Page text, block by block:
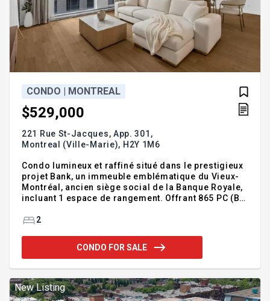
CONDO | MONTREAL
$529,000
221 Rue St-Jacques, App. 301,
Montreal (Ville-Marie), H2Y 1M6
Condo lumineux et raffiné situé dans le prestigieux
projet Bank, un immeuble emblématique du Vieux-
Montréal, ancien siège social de la Banque Royale,
incluant 1 espace de rangement. Offrant 865 PC (B*)
d'électroménagers encastrés. Le condo offre un
salle à manger, agrémenté de fenêtres pleine
hauteur et de plafonds de 9 pieds, s'ouvrant sur un
chambre bénéficie d'une belle luminosité naturelle
ainsi que d'un accè
2
CONDO FOR SALE
New Listing